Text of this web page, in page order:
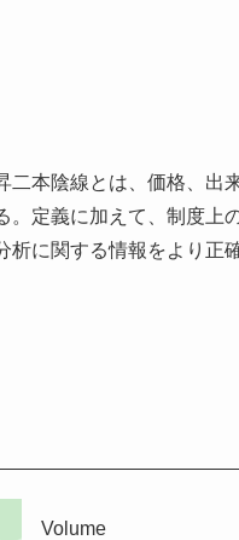
二本陰線とは、価格、
。定義に加えて、制度上
析に関する情報をより正
Volume